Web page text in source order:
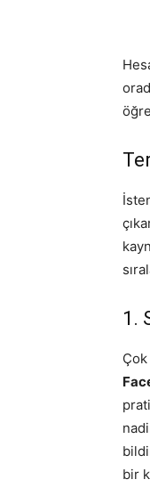
1.
bir